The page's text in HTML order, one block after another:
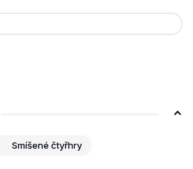
Smíšené čtyřhry